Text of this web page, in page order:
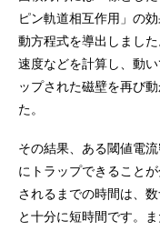
ピン軌道相互作用」の
動方程式を導出しまし
速度などを計算し、動
ップされた磁壁を再び
た。
その結果、ある閾値電
にトラップできること
されるまでの時間は、
と十分に短時間です。